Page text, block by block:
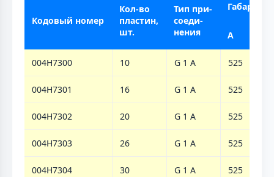
Кодовый номер
Кол-во
пластин,
шт.
Тип при-
соеди-
нения
A
004H7300 10 G 1 A 525
004H7301 16 G 1 A 525
004H7302 20 G 1 A 525
004H7303 26 G 1 A 525
004H7304 30 G 1 A 525